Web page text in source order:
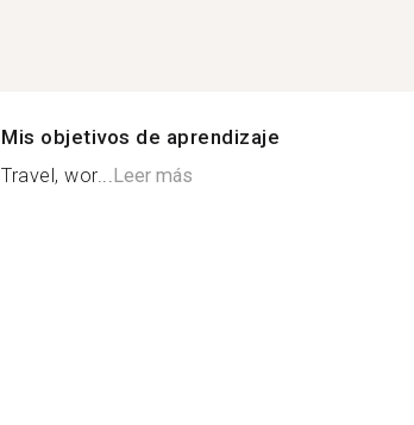
Mis objetivos de aprendizaje
Travel, wor... Leer más